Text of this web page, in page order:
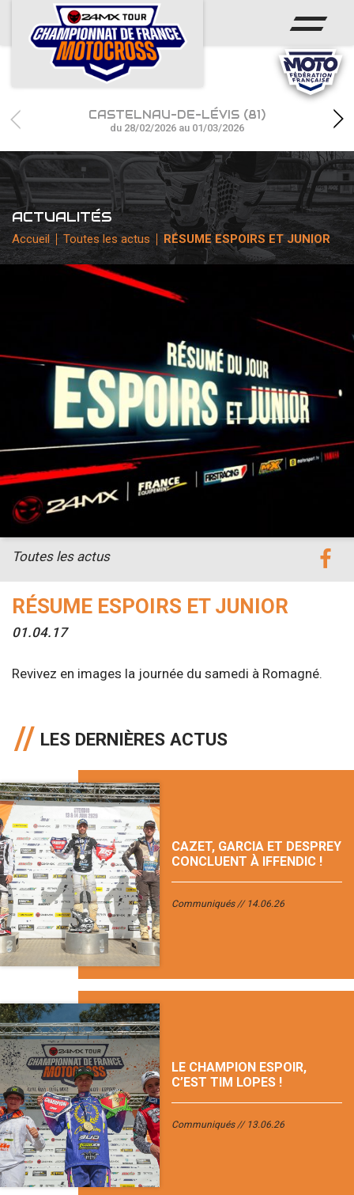
ACCUEIL
ACTUS
CALENDRIER
RÉSULTATS
PHOTOS / WEB TV
CHAMPIONNAT
PARTENAIRES
accéder à la billetterie
CASTELNAU-DE-LÉVIS (81)
du 28/02/2026 au 01/03/2026
ACTUALITÉS
Accueil Toutes les actus RÉSUME ESPOIRS ET JUNIOR
RÉSUME ESPOIRS ET JUNIOR
01.04.17
Toutes les actus
Revivez en images la journée du samedi à Romagné.
LES DERNIÈRES ACTUS
CAZET, GARCIA ET DESPREY
CONCLUENT À IFFENDIC !
Communiqués 14.06.26
LE CHAMPION ESPOIR,
C’EST TIM LOPES !
Communiqués 13.06.26